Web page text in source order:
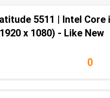
5511 | Intel Core
x 1080) - Like New
0